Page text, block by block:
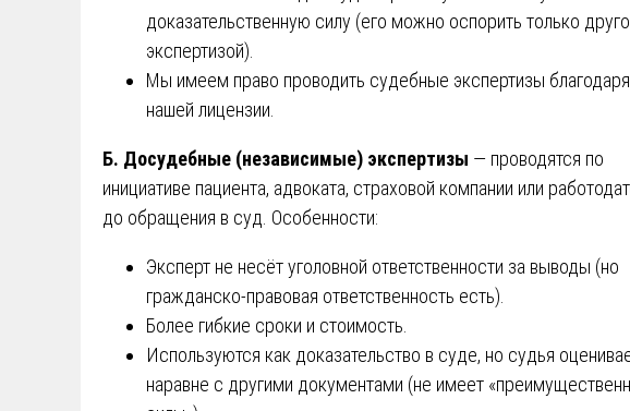
доказательственную силу (его можно оспорить только
экспертизой).
Мы имеем право проводить судебные экспертизы благодаря
нашей лицензии.
Б. Досудебные (независимые) экспертизы — проводятся по
инициативе пациента, адвоката, страховой компании или
до обращения в суд. Особенности:
Эксперт не несёт уголовной ответственности за выводы (но
гражданско-правовая ответственность есть).
Более гибкие сроки и стоимость.
Используются как доказательство в суде, но судья
наравне с другими документами (не имеет